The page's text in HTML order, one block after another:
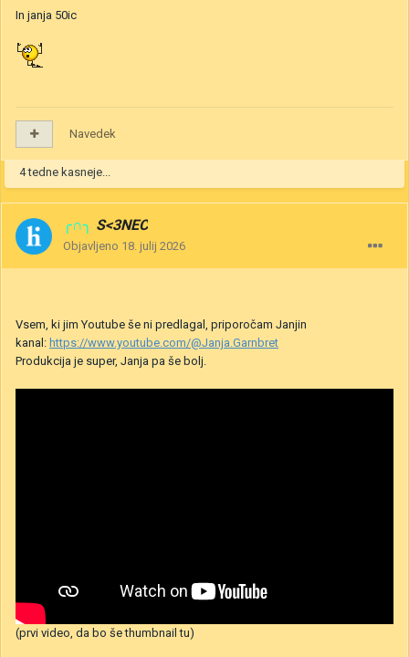
In janja 50ic
Navedek
4 tedne kasneje...
╭∩╮ S<3NEC
Objavljeno 18. julij 2026
Vsem, ki jim Youtube še ni predlagal, priporočam Janjin
kanal: https://www.youtube.com/@Janja.Garnbret
Produkcija je super, Janja pa še bolj.
(prvi video, da bo še thumbnail tu)